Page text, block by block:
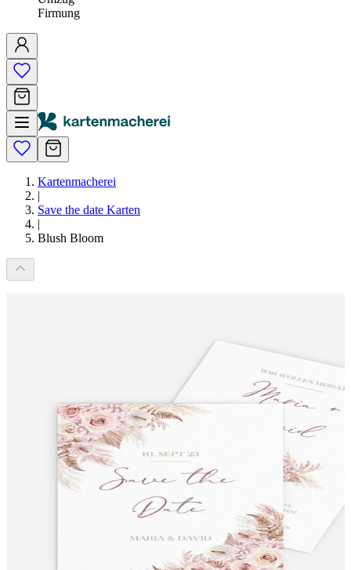
Firmung
Kartenmacherei
|
Save the date Karten
|
Blush Bloom